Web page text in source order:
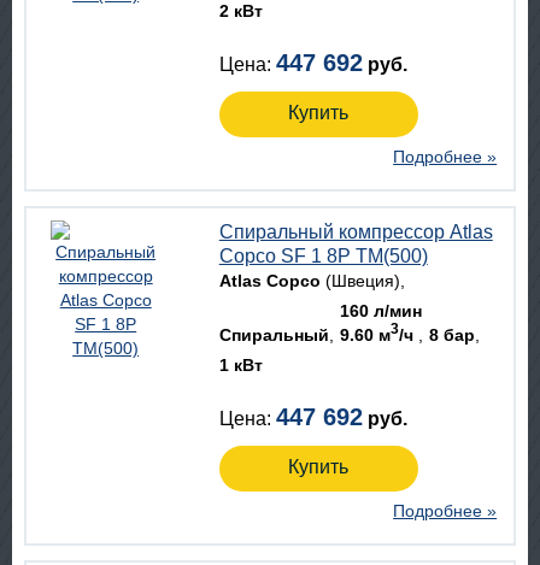
2 кВт
Цена: 447 692 руб.
Купить
Подробнее »
Спиральный компрессор Atlas
Copco SF 1 8P TM(500)
Atlas Copco (Швеция)
Спиральный
160 л/мин
9.60 м3/ч
8 бар
1 кВт
Цена: 447 692 руб.
Купить
Подробнее »